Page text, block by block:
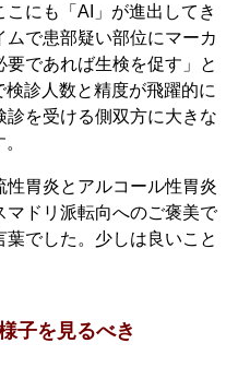
にも「AI」が進出してき
で患部疑い部位にマーカ
であれば生検を促す」と
診人数と精度が飛躍的に
を受ける側双方に大きな
性胃炎とアルコール性胃炎
マドリ派転向へのご褒美で
でした。少しは良いこと
子を見るべき